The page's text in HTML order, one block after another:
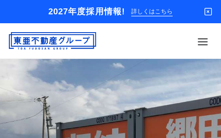
2027年度採用情報! 詳しくはこちら
借りる
買う
店舗
オーナー様